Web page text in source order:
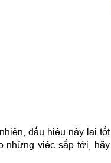
dấu hiệu này lại tốt
những việc sắp tới, hãy